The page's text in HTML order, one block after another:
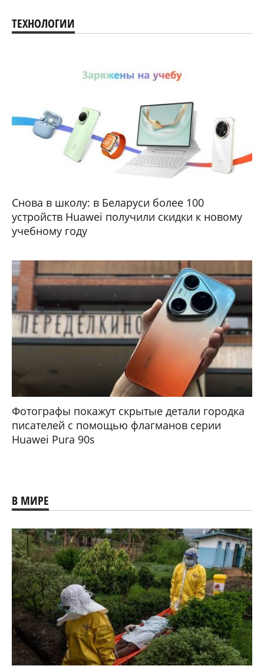
ТЕХНОЛОГИИ
Снова в школу: в Беларуси более 100
устройств Huawei получили скидки к новому
учебному году
Фотографы покажут скрытые детали городка
писателей с помощью флагманов серии
Huawei Pura 90s
В МИРЕ